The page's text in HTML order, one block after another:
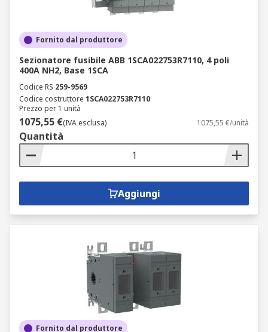
Fornito dal produttore
Sezionatore fusibile ABB 1SCA022753R7110, 4 poli
400A NH2, Base 1SCA
Codice RS 259-9569
Codice costruttore 1SCA022753R7110
Prezzo per 1 unità
1075,55 €(IVA esclusa) 1075,55 €/unità
Quantità
Aggiungi
Fornito dal produttore